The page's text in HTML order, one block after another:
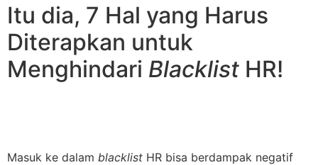
Itu dia, 7 Hal yang Harus
Diterapkan untuk
Menghindari Blacklist HR!
Masuk ke dalam blacklist HR bisa berdampak negatif